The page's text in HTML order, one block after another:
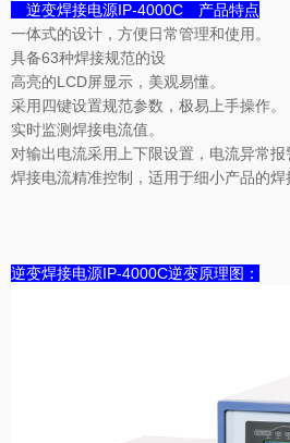
逆变焊接电源IP-4000C 产品特点
一体式的设计，方便日常管理和使用。
具备63种焊接规范的设
高亮的LCD屏显示，美观易懂。
采用四键设置规范参数，极易上手操作。
实时监测焊接电流值。
对输出电流采用上下限设置，电流异常报
焊接电流精准控制，适用于细小产品的焊
逆变焊接电源IP-4000C逆变原理图：